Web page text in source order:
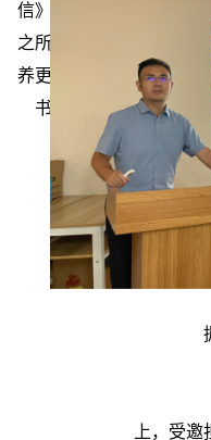
信》为主题，讲述了开
之所以举行规范字师训
养更多优秀的书法人才
书法文化的演变历史
上，受